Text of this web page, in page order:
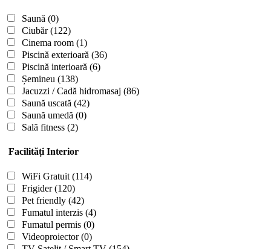
Saună (0)
Ciubăr(122)
Cinema room (1)
Piscină exterioară (36)
Piscină interioară (6)
Șemineu (138)
Jacuzzi / Cadă hidromasaj (86)
Saună uscată (42)
Saună umedă (0)
Sală fitness (2)
Facilități Interior
WiFi Gratuit (114)
Frigider(120)
Pet friendly (42)
Fumatul interzis (4)
Fumatul permis (0)
Videoproiector(0)